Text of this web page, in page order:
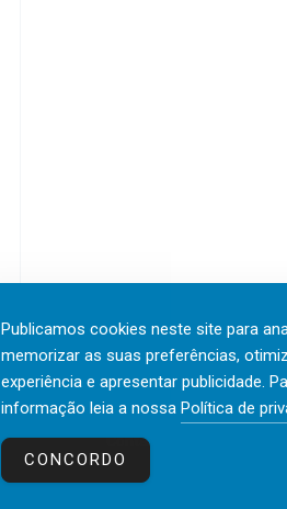
Contactos
Publicamos cookies neste site para
memorizar as suas preferências,
experiência e apresentar publicidade.
informação leia a nossa Política de
CONCORDO